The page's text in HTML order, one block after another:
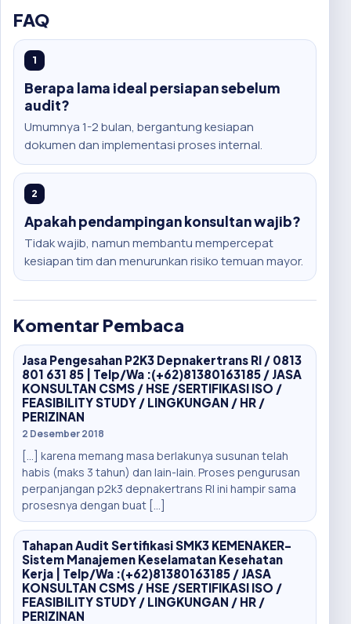
FAQ
1
Berapa lama ideal persiapan sebelum
audit?
Umumnya 1-2 bulan, bergantung kesiapan
dokumen dan implementasi proses internal.
2
Apakah pendampingan konsultan wajib?
Tidak wajib, namun membantu mempercepat
kesiapan tim dan menurunkan risiko temuan mayor.
Komentar Pembaca
Jasa Pengesahan P2K3 Depnakertrans RI / 0813
801 631 85 | Telp/Wa :(+62)81380163185 / JASA
KONSULTAN CSMS / HSE /SERTIFIKASI ISO /
FEASIBILITY STUDY / LINGKUNGAN / HR /
PERIZINAN
2 Desember 2018
[…] karena memang masa berlakunya susunan telah
habis (maks 3 tahun) dan lain-lain. Proses pengurusan
perpanjangan p2k3 depnakertrans RI ini hampir sama
prosesnya dengan buat […]
Tahapan Audit Sertifikasi SMK3 KEMENAKER-
Sistem Manajemen Keselamatan Kesehatan
Kerja | Telp/Wa :(+62)81380163185 / JASA
KONSULTAN CSMS / HSE /SERTIFIKASI ISO /
FEASIBILITY STUDY / LINGKUNGAN / HR /
PERIZINAN